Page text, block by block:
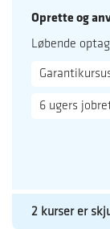
Oprette og
6 ugers
Løbende optag
2 kurser er